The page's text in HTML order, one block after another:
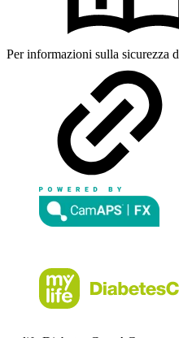
Per informazioni sulla sicurezza